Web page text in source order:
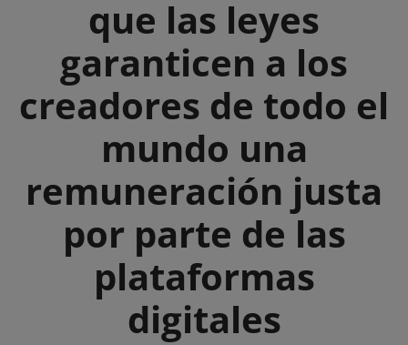
que las leyes
garanticen a los
creadores de todo el
mundo una
remuneración justa
por parte de las
plataformas
digitales